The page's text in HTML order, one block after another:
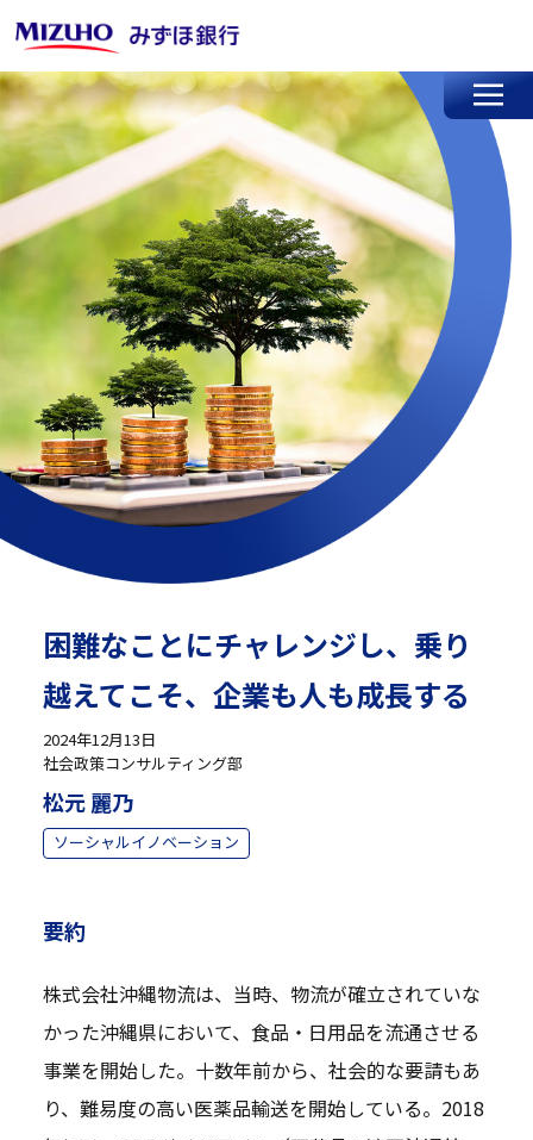
困難なことにチャレンジし、乗り
越えてこそ、企業も人も成長する
2024年12月13日
社会政策コンサルティング部
松元 麗乃
ソーシャルイノベーション
要約
株式会社沖縄物流は、当時、物流が確立されていな
かった沖縄県において、食品・日用品を流通させる
事業を開始した。十数年前から、社会的な要請もあ
り、難易度の高い医薬品輸送を開始している。2018